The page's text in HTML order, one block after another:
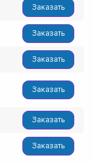
Заказать
Заказать
Заказать
Заказать
Заказать
Заказать